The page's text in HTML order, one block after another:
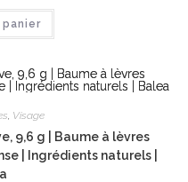
panier
, Visage
9,6 g | Baume à lèvres
| Ingrédients naturels |